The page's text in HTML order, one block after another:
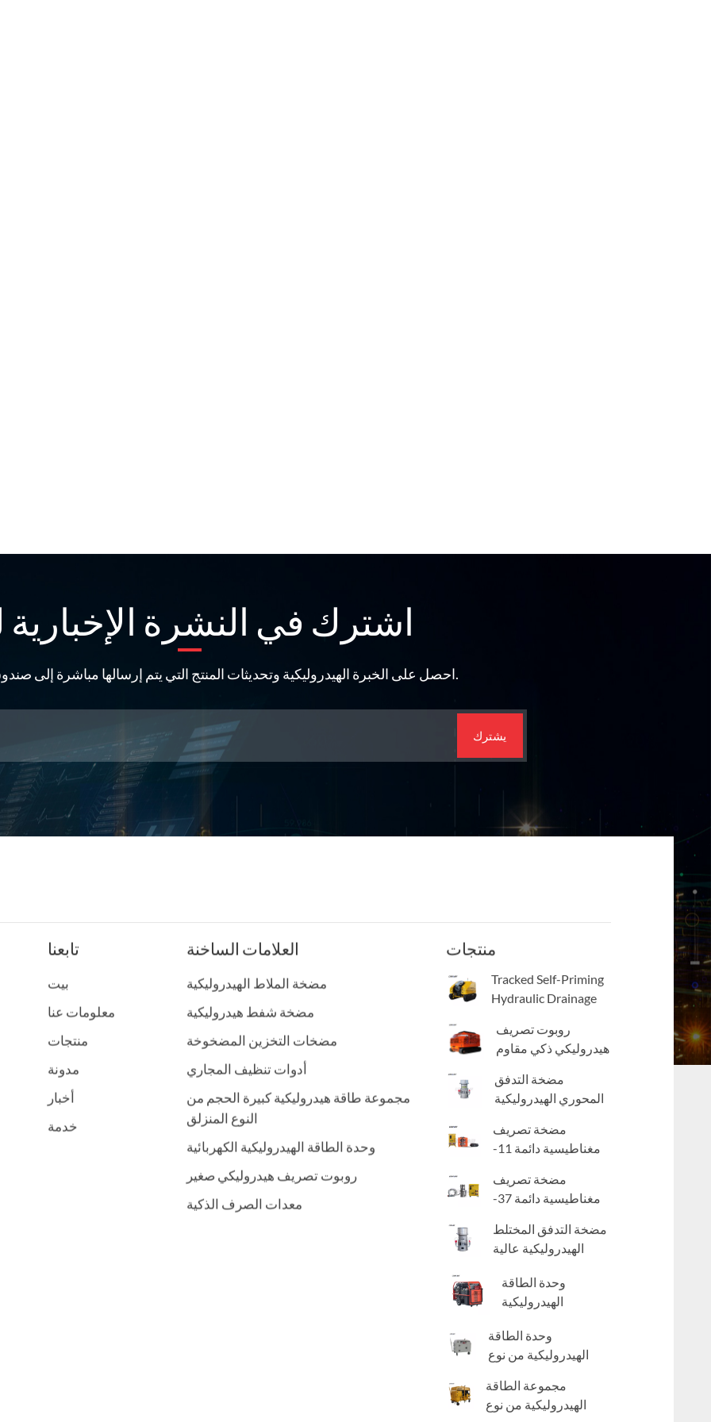
اشترك في النشرة الإخبارية
احصل على الخبرة الهيدروليكية وتحديثات المنتج التي يتم إرسالها مباشرة إلى صندوق الوارد الخاص بك.
تابعنا
بيت
معلومات عنا
منتجات
مدونة
أخبار
خدمة
العلامات الساخنة
مضخة الملاط الهيدروليكية
مضخة شفط هيدروليكية
مضخات التخزين المضخوخة
أدوات تنظيف المجاري
مجموعة طاقة هيدروليكية كبيرة الحجم من
النوع المنزلق
وحدة الطاقة الهيدروليكية الكهربائية
روبوت تصريف هيدروليكي صغير
معدات الصرف الذكية
منتجات
Tracked Self-Priming
Hydraulic Drainage
روبوت تصريف
هيدروليكي ذكي مقاوم
مضخة التدفق
المحوري الهيدروليكية
مضخة تصريف
مغناطيسية دائمة 11-
مضخة تصريف
مغناطيسية دائمة 37-
مضخة التدفق المختلط
الهيدروليكية عالية
وحدة الطاقة
الهيدروليكية
وحدة الطاقة
الهيدروليكية من نوع
50
مجموعة الطاقة
الهيدروليكية من نوع